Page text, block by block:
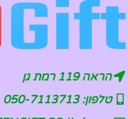
הראה 119 רמת גן
טלפון: 050-7113713